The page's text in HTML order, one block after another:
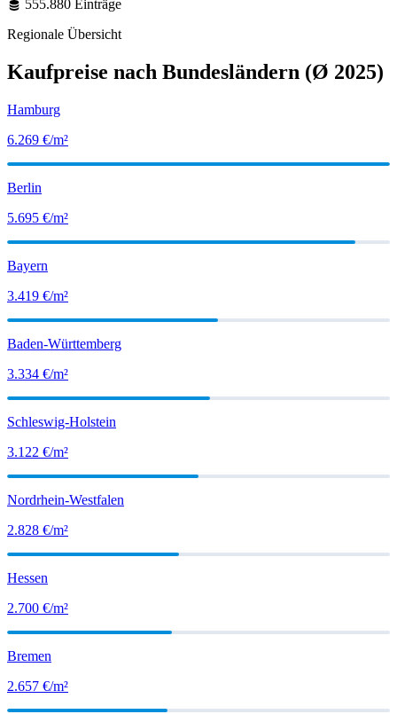
555.880 Einträge
Regionale Übersicht
Kaufpreise nach Bundesländern (Ø 2025)
Hamburg
6.269 €/m²
Berlin
5.695 €/m²
Bayern
3.419 €/m²
Baden-Württemberg
3.334 €/m²
Schleswig-Holstein
3.122 €/m²
Nordrhein-Westfalen
2.828 €/m²
Hessen
2.700 €/m²
Bremen
2.657 €/m²